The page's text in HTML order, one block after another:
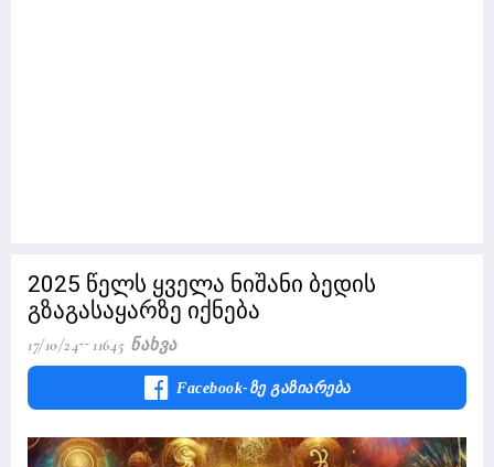
2025 წელს ყველა ნიშანი ბედის
გზაგასაყარზე იქნება
17/10/24 11645 Ნახვა
Facebook-Ზე Გაზიარება